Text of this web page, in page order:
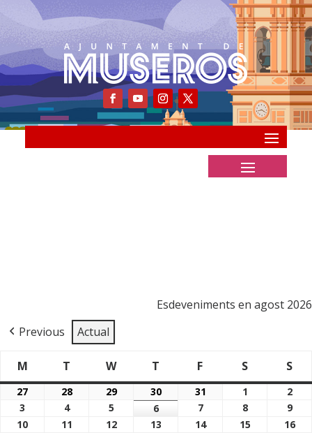
Esdeveniments en agost 2026
Previous
Actual
M
Dilluns
T Dimarts
WDimecres
T F Divendres
S Dissabte
S
27 27/07/2026
28 28/07/2026
2929/07/2026
30 30/07/2026
31 31/07/2026
1 01/08/2026
2
3
03/08/2026
404/08/2026
5 05/08/2026
606/08/2026
7 07/08/2026
8 08/08/2026
9
10 10/08/2026
11 11/08/2026
12 12/08/2026
13 13/08/2026
1414/08/2026
15 15/08/2026
16